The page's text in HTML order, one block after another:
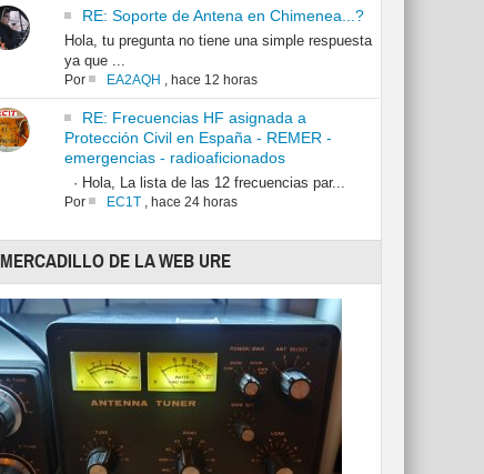
RE: Soporte de Antena en Chimenea...?
Hola, tu pregunta no tiene una simple respuesta
ya que ...
Por EA2AQH , hace 12 horas
RE: Frecuencias HF asignada a
Protección Civil en España - REMER -
emergencias - radioaficionados
· Hola, La lista de las 12 frecuencias par...
Por EC1T, hace 24 horas
MERCADILLO DE LA WEB URE